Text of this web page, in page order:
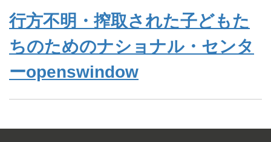
行方不明・搾取された子どもた
ちのためのナショナル・センタ
ーopenswindow